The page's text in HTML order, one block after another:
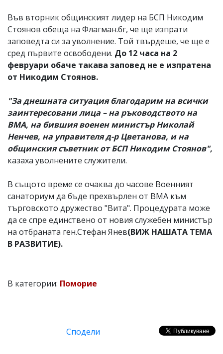
Във вторник общинският лидер на БСП Никодим
Стоянов обеща на Флагман.бг, че ще изпрати
заповедта си за уволнение. Той твърдеше, че ще е
сред първите освободени. До 12 часа на 2
февруари обаче такава заповед не е изпратена
от Никодим Стоянов.
"За днешната ситуация благодарим на всички
заинтересовани лица – на ръководството на
ВМА, на бившия военен министър Николай
Ненчев, на управителя д-р Цветанова, и на
общинския съветник от БСП Никодим Стоянов",
казаха уволнените служители.
В същото време се очаква до часове Военният
санаториум да бъде прехвърлен от ВМА към
търговското дружество "Вита". Процедурата може
да се спре единствено от новия служебен министър
на отбраната ген.Стефан Янев(ВИЖ НАШАТА ТЕМА
В РАЗВИТИЕ).
В категории: Поморие
Сподели